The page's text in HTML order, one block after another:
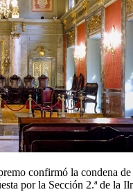
confirmó la condena
por la Sección 2.ª de la